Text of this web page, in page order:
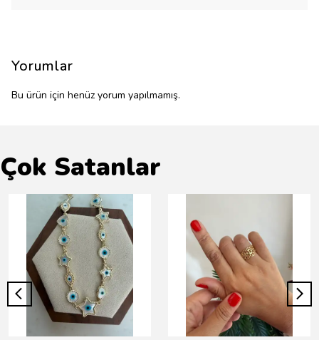
Yorumlar
Bu ürün için henüz yorum yapılmamış.
Çok Satanlar